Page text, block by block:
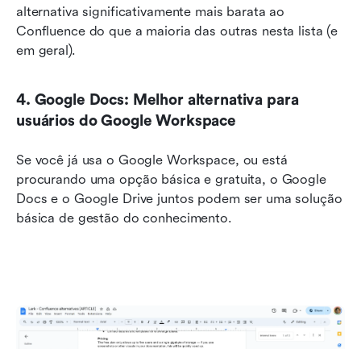
alternativa significativamente mais barata ao
Confluence do que a maioria das outras nesta lista (e
em geral).
4. Google Docs: Melhor alternativa para
usuários do Google Workspace
Se você já usa o Google Workspace, ou está
procurando uma opção básica e gratuita, o Google
Docs e o Google Drive juntos podem ser uma solução
básica de gestão do conhecimento.